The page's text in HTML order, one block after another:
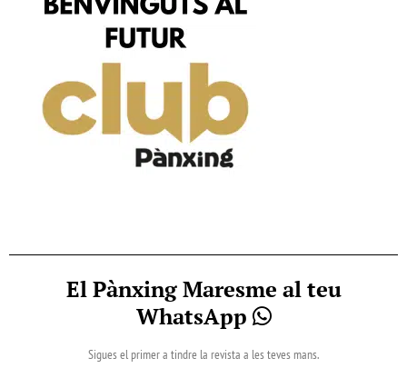
El Pànxing Maresme al teu
WhatsApp
Sigues el primer a tindre la revista a les teves mans.